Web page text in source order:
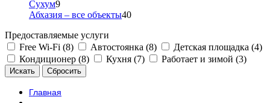
Сухум9
Абхазия – все объекты40
Предоставляемые услуги
Free Wi-Fi (8)
Автостоянка (8)
Детская площадка (4)
Кондиционер (8)
Кухня (7) Работает и зимой (3)
Главная